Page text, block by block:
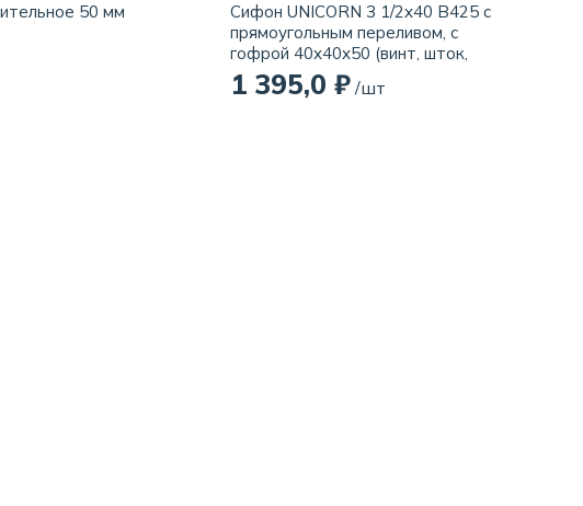
50 мм
Сифон UNICORN 3 1/2x40 B425 с
прямоугольным переливом, с
гофрой 40x40x50 (винт, шток,
ручка - латунь)
1 395,0 ₽ /шт